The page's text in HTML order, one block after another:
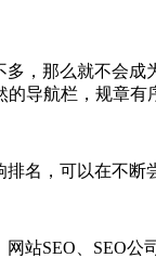
那么就不会成
导航栏，规章有
，可以在不断
、SEO公